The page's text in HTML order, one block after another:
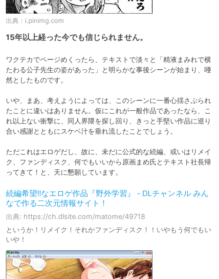
出典： i.pinimg.com
15年以上経った今でも信じられません。
ワクテカでページめくったら、テキストで淡々と「精液まみれで横
たわる公子先生の姿があった」と明らかな事後シーンが始まり、唖
然としたものです。
いや、まあ、考えようによっては、このシーンに一番心揺さぶられ
たことに違いはありません。仮にこれが一般作品であったなら、こ
れ以上ない衝撃に、同人界隈を探し回り、きっと手堅い作品に巡り
合い感謝とともにスケベ汁を垂れ流したことでしょう。
ただこれはエロゲだし、故に、未だに公式的な続編、或いはリメイ
ク、ファンディスク、何でもいいから原画まめ氏とテキスト社長帰
ってきて！と、天に懇願しています。
続編希望!!なエロゲ作品『野外学習』 - DLチャンネル みん
なで作る二次元情報サイト！
出典: https://ch.dlsite.com/matome/49718
というか！リメイク！それかファンディスク！！いやもう何でもい
いや！